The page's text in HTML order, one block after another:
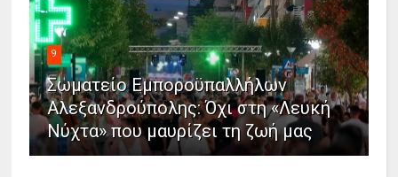
9
Σωματείο Εμποροϋπαλλήλων
Αλεξανδρούπολης: Όχι στη «Λευκή
Νύχτα» που μαυρίζει τη ζωή μας